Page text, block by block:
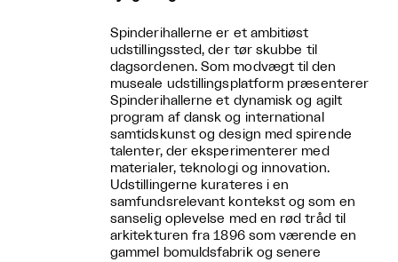
Spinderihallerne er et ambitiøst
udstillingssted, der tør skubbe til
dagsordenen. Som modvægt til den
museale udstillingsplatform præsenterer
Spinderihallerne et dynamisk og agilt
program af dansk og international
samtidskunst og design med spirende
talenter, der eksperimenterer med
materialer, teknologi og innovation.
Udstillingerne kurateres i en
samfundsrelevant kontekst og som en
sanselig oplevelse med en rød tråd til
arkitekturen fra 1896 som værende en
gammel bomuldsfabrik og senere